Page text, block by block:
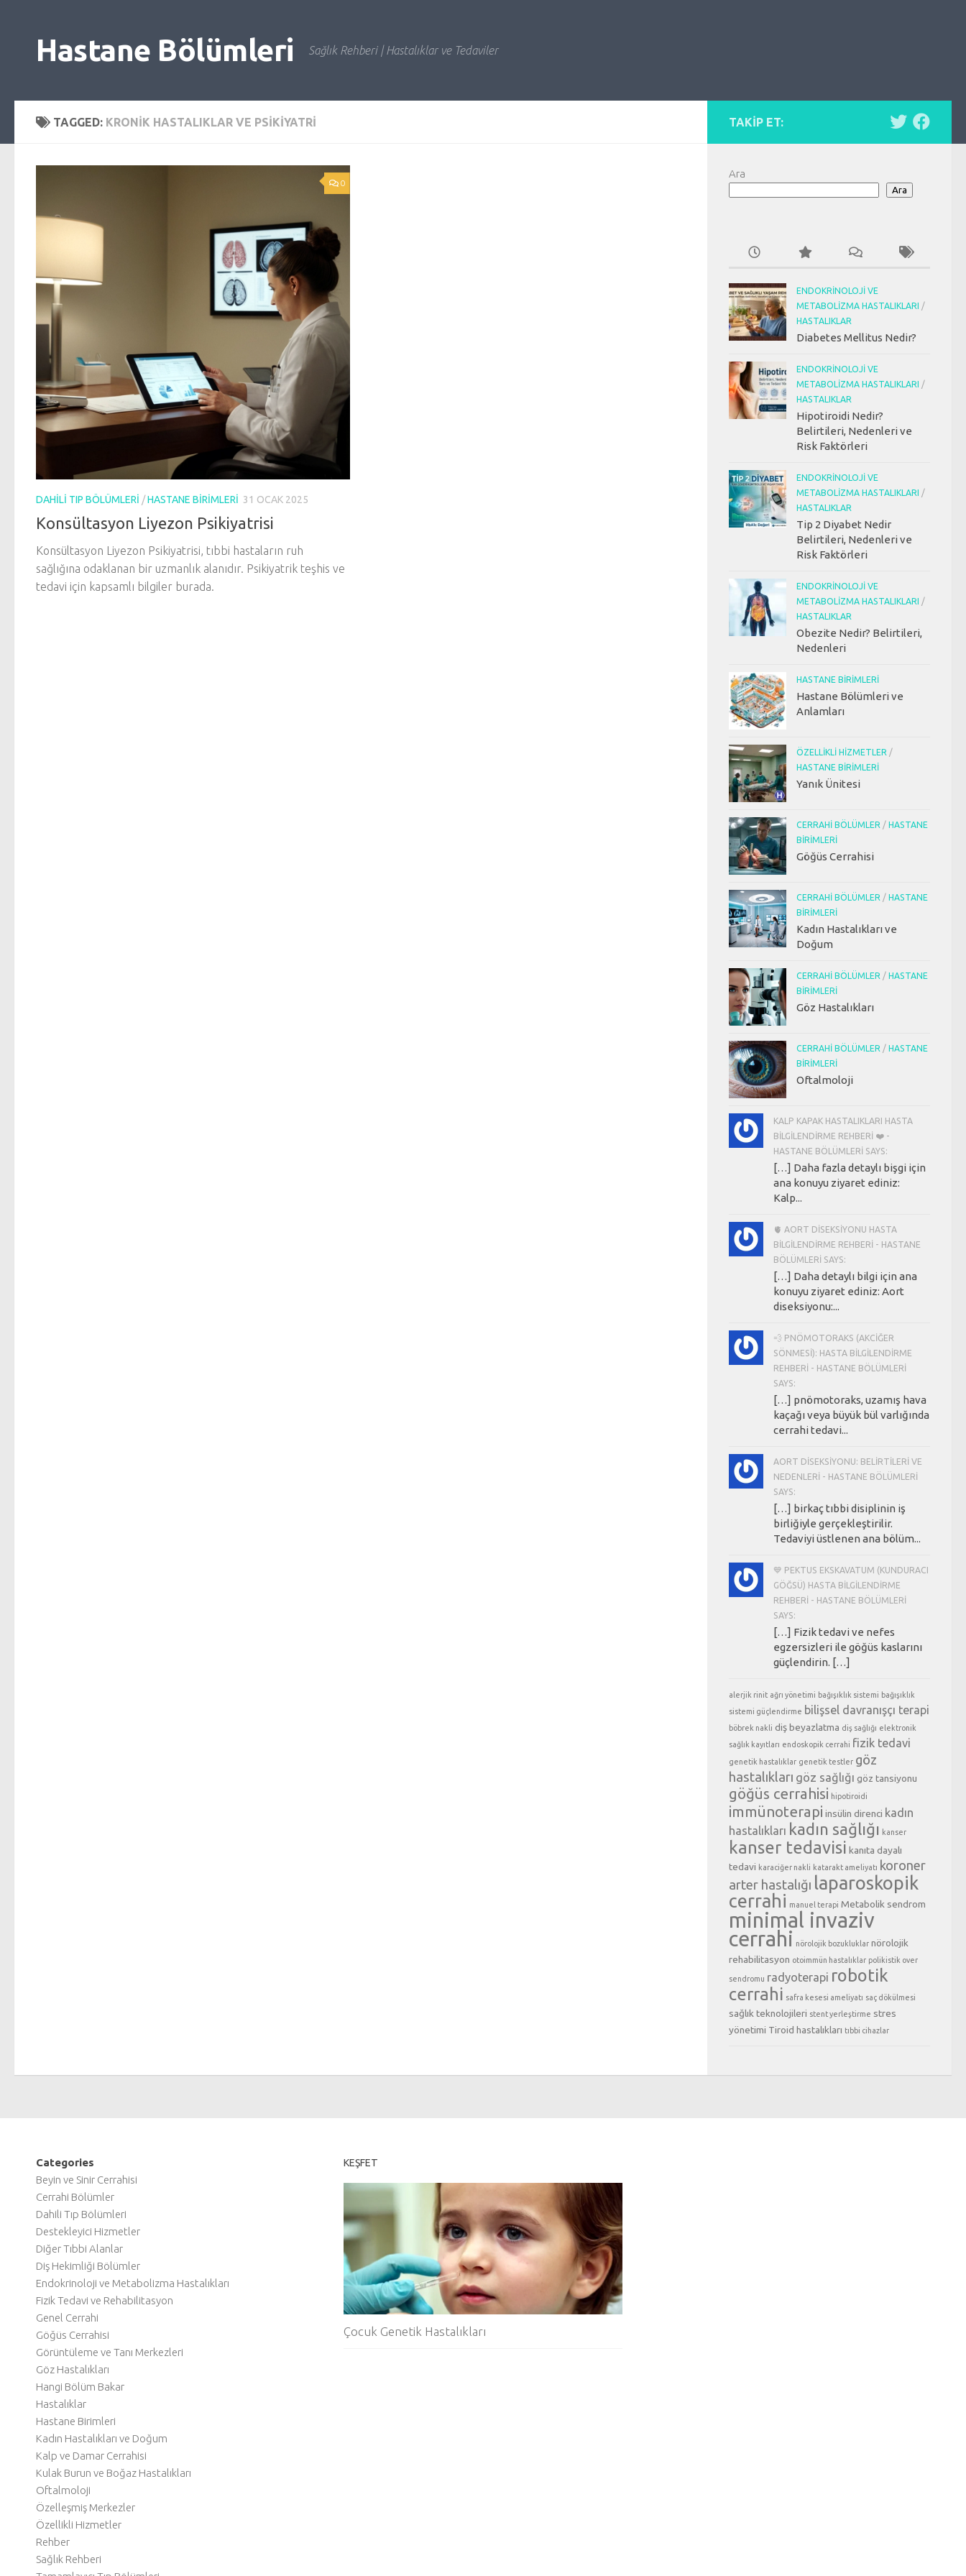
Hastane Bölümleri Sağlık Rehberi | Hastalıklar ve Tedaviler
TAGGED: KRONIK HASTALIKLAR VE PSIKIYATRI
0
DAHILI TIP BÖLÜMLERI /HASTANE BIRIMLERI 31 OCAK 2025
Konsültasyon Liyezon Psikiyatrisi
Konsültasyon Liyezon Psikiyatrisi, tıbbi hastaların ruh
sağlığına odaklanan bir uzmanlık alanıdır. Psikiyatrik teşhis ve
tedavi için kapsamlı bilgiler burada.
TAKIP ET:
Ara
Ara
ENDOKRINOLOJI VE
METABOLIZMA HASTALIKLARI /
HASTALIKLAR
Diabetes Mellitus Nedir?
ENDOKRINOLOJI VE
METABOLIZMA HASTALIKLARI /
HASTALIKLAR
Hipotiroidi Nedir?
Belirtileri, Nedenleri ve
Risk Faktörleri
ENDOKRINOLOJI VE
METABOLIZMA HASTALIKLARI /
HASTALIKLAR
Tip 2 Diyabet Nedir
Belirtileri, Nedenleri ve
Risk Faktörleri
ENDOKRINOLOJI VE
METABOLIZMA HASTALIKLARI /
HASTALIKLAR
Obezite Nedir? Belirtileri,
Nedenleri
HASTANE BIRIMLERI
Hastane Bölümleri ve
Anlamları
ÖZELLIKLI HIZMETLER /
HASTANE BIRIMLERI
Yanık Ünitesi
CERRAHI BÖLÜMLER / HASTANE
BIRIMLERI
Göğüs Cerrahisi
CERRAHI BÖLÜMLER / HASTANE
BIRIMLERI
Kadın Hastalıkları ve
Doğum
CERRAHI BÖLÜMLER / HASTANE
BIRIMLERI
Göz Hastalıkları
CERRAHI BÖLÜMLER / HASTANE
BIRIMLERI
Oftalmoloji
KALP KAPAK HASTALIKLARI HASTA
BILGILENDIRME REHBERI ❤️ -
HASTANE BÖLÜMLERI SAYS:
[…] Daha fazla detaylı bişgi için
ana konuyu ziyaret ediniz:
Kalp...
🫀 AORT DISEKSIYONU HASTA
BILGILENDIRME REHBERI - HASTANE
BÖLÜMLERI SAYS:
[…] Daha detaylı bilgi için ana
konuyu ziyaret ediniz: Aort
diseksiyonu:...
💨 PNÖMOTORAKS (AKCIĞER
SÖNMESI): HASTA BILGILENDIRME
REHBERI - HASTANE BÖLÜMLERI
SAYS:
[…] pnömotoraks, uzamış hava
kaçağı veya büyük bül varlığında
cerrahi tedavi...
AORT DISEKSIYONU: BELIRTILERI VE
NEDENLERI - HASTANE BÖLÜMLERI
SAYS:
[…] birkaç tıbbi disiplinin iş
birliğiyle gerçekleştirilir.
Tedaviyi üstlenen ana bölüm...
💙 PEKTUS EKSKAVATUM (KUNDURACI
GÖĞSÜ) HASTA BILGILENDIRME
REHBERI - HASTANE BÖLÜMLERI
SAYS:
[…] Fizik tedavi ve nefes
egzersizleri ile göğüs kaslarını
güçlendirin. […]
alerjik rinit ağrı yönetimi bağışıklık sistemi bağışıklık
sistemi güçlendirme bilişsel davranışçı terapi
böbrek nakli diş beyazlatma diş sağlığı elektronik
sağlık kayıtları endoskopik cerrahi fizik tedavi
genetik hastalıklar genetik testler göz
hastalıkları göz sağlığı göz tansiyonu
göğüs cerrahisi hipotiroidi
immünoterapi insülin direnci kadın
hastalıkları kadın sağlığı kanser
kanser tedavisi kanıta dayalı
tedavi karaciğer nakli katarakt ameliyatı koroner
arter hastalığı laparoskopik
cerrahi manuel terapi Metabolik sendrom
minimal invaziv
cerrahi nörolojik bozukluklar nörolojik
rehabilitasyon otoimmün hastalıklar polikistik over
sendromu radyoterapi robotik
cerrahi safra kesesi ameliyatı saç dökülmesi
sağlık teknolojileri stent yerleştirme stres
yönetimi Tiroid hastalıkları tıbbi cihazlar
Categories
Beyin ve Sinir Cerrahisi
Cerrahi Bölümler
Dahili Tıp Bölümleri
Destekleyici Hizmetler
Diğer Tıbbi Alanlar
Diş Hekimliği Bölümler
Endokrinoloji ve Metabolizma Hastalıkları
Fizik Tedavi ve Rehabilitasyon
Genel Cerrahi
Göğüs Cerrahisi
Görüntüleme ve Tanı Merkezleri
Göz Hastalıkları
Hangi Bölüm Bakar
Hastalıklar
Hastane Birimleri
Kadın Hastalıkları ve Doğum
Kalp ve Damar Cerrahisi
Kulak Burun ve Boğaz Hastalıkları
Oftalmoloji
Özelleşmiş Merkezler
Özellikli Hizmetler
Rehber
Sağlık Rehberi
KEŞFET
Çocuk Genetik Hastalıkları